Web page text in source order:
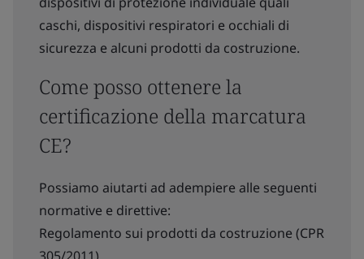
caschi, dispositivi respiratori e occhiali di
sicurezza e alcuni prodotti da costruzione.
Come posso ottenere la
certificazione della marcatura
CE?
Possiamo aiutarti ad adempiere alle seguenti
normative e direttive:
Regolamento sui prodotti da costruzione (CPR